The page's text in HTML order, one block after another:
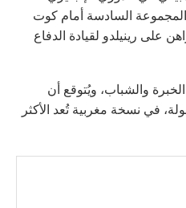
السادسة أمام كوت
على رينيلدو لقيادة الدفاع
والشباب، ويُتوقع أن
في نسخة مغربية تُعد الأكثر